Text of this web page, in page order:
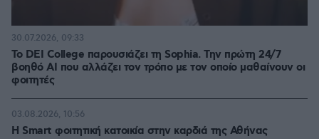
Το DEI College παρουσιάζει τη Sophia. Την πρώτη 24/7
βοηθό AI που αλλάζει τον τρόπο με τον οποίο μαθαίνουν οι
φοιτητές
30.07.2026, 09:33
Η Smart φοιτητική κατοικία στην καρδιά της Αθήνας
03.08.2026, 10:56